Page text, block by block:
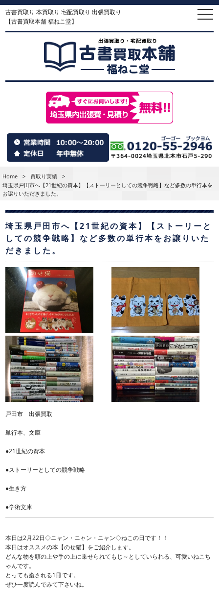
古書買取り 本買取り 宅配買取り 出張買取り
【古書買取本舗 福ねこ堂】
Home > 買取り実績
>
埼玉県戸田市へ【21世紀の資本】【ストーリーとしての競争戦略】など多数の単行本を
お譲りいただきました。
埼玉県戸田市へ【21世紀の資本】【ストーリーと
しての競争戦略】など多数の単行本をお譲りいた
だきました。
戸田市 出張買取
単行本、文庫
●21世紀の資本
●ストーリーとしての競争戦略
●生き方
●学術文庫
本日は2月22日◇ニャン・ニャン・ニャン◇ねこの日です！！
本日はオススメの本【のせ猫】をご紹介します。
どんな物を頭の上や手の上に乗せられてもじ～としていられる、可愛いねこち
ゃんです。
とっても癒される1冊です。
ぜひ一度読んでみて下さいね。